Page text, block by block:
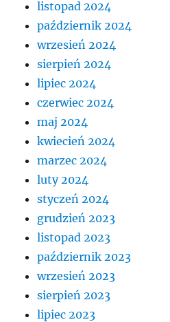
listopad 2024
październik 2024
wrzesień 2024
sierpień 2024
lipiec 2024
czerwiec 2024
maj 2024
kwiecień 2024
marzec 2024
luty 2024
styczeń 2024
grudzień 2023
listopad 2023
październik 2023
wrzesień 2023
sierpień 2023
lipiec 2023